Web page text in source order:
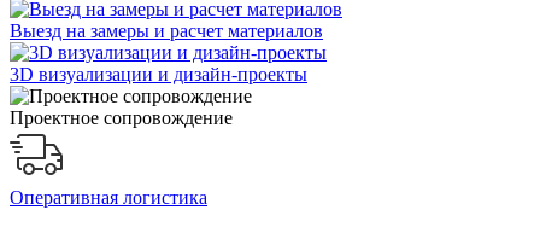
Выезд на замеры и расчет материалов
3D визуализации и дизайн-проекты
Проектное сопровождение
Оперативная логистика